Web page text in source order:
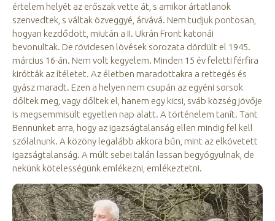
értelem helyét az erőszak vette át, s amikor ártatlanok
szenvedtek, s váltak özveggyé, árvává. Nem tudjuk pontosan,
hogyan kezdődött, miután a II. Ukrán Front katonái
bevonultak. De rövidesen lövések sorozata dördült el 1945.
március 16-án. Nem volt kegyelem. Minden 15 év feletti férfira
kirótták az ítéletet. Az életben maradottakra a rettegés és
gyász maradt. Ezen a helyen nem csupán az egyéni sorsok
dőltek meg, vagy dőltek el, hanem egy kicsi, sváb község jövője
is megsemmisült egyetlen nap alatt. A történelem tanít. Tant
Bennünket arra, hogy az igazságtalanság ellen mindig fel kell
szólalnunk. A közöny legalább akkora bűn, mint az elkövetett
igazságtalanság. A múlt sebei talán lassan begyógyulnak, de
nekünk kötelességünk emlékezni, emlékeztetni.